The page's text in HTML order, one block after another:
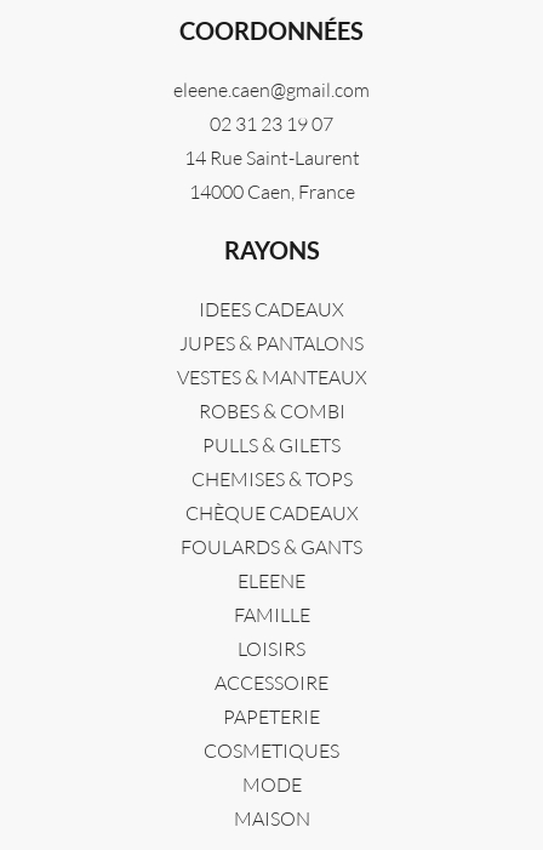
COORDONNÉES
eleene.caen@gmail.com
02 31 23 19 07
14 Rue Saint-Laurent
14000 Caen, France
RAYONS
IDEES CADEAUX
JUPES & PANTALONS
VESTES & MANTEAUX
ROBES & COMBI
PULLS & GILETS
CHEMISES & TOPS
CHÈQUE CADEAUX
FOULARDS & GANTS
ELEENE
FAMILLE
LOISIRS
ACCESSOIRE
PAPETERIE
COSMETIQUES
MODE
MAISON